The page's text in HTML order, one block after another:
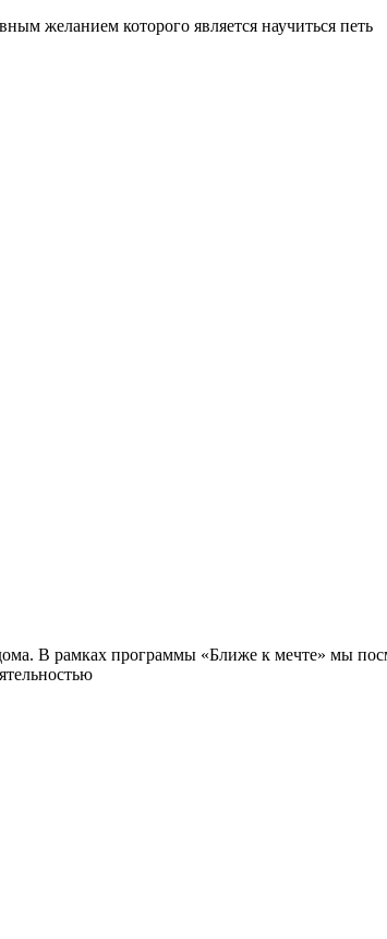
желанием которого является научиться петь
В рамках программы «Ближе к мечте» мы